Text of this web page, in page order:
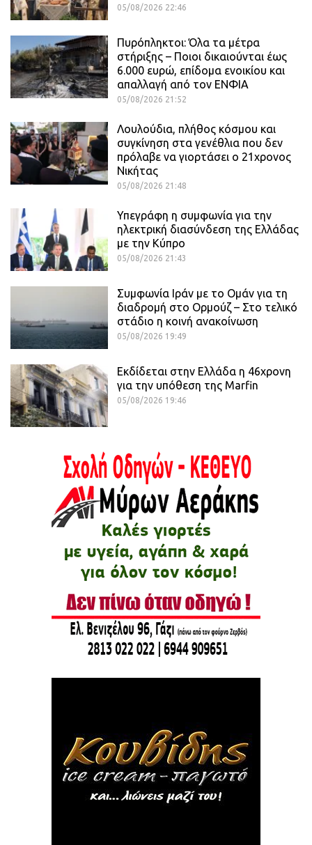
05/08/2026 22:46
Πυρόπληκτοι: Όλα τα μέτρα
στήριξης – Ποιοι δικαιούνται έως
6.000 ευρώ, επίδομα ενοικίου και
απαλλαγή από τον ΕΝΦΙΑ
05/08/2026 21:52
Λουλούδια, πλήθος κόσμου και
συγκίνηση στα γενέθλια που δεν
πρόλαβε να γιορτάσει ο 21χρονος
Νικήτας
05/08/2026 21:48
Υπεγράφη η συμφωνία για την
ηλεκτρική διασύνδεση της Ελλάδας
με την Κύπρο
05/08/2026 21:43
Συμφωνία Ιράν με το Ομάν για τη
διαδρομή στο Ορμούζ – Στο τελικό
στάδιο η κοινή ανακοίνωση
05/08/2026 19:49
Εκδίδεται στην Ελλάδα η 46χρονη
για την υπόθεση της Marfin
05/08/2026 19:46